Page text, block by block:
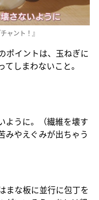
ャント！』
ポイントは、玉ねぎに
しまわないこと。
ように。（繊維を壊す
みやえぐみが出ちゃう
まな板に並行に包丁を